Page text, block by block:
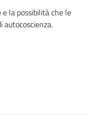
la possibilità che le
autocoscienza.